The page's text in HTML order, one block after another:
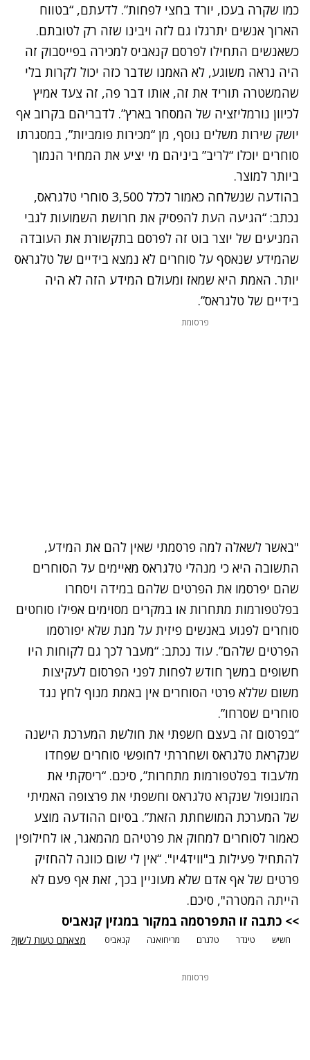
כמו שקרה בעכו, יורד בחצי לפחות”. לדעתם, “בטווח
הארוך אנשים יתרגלו גם לזה ויבינו שזה רק לטובתם.
כשאנשים התחילו לפרסם קנאביס למכירה בפייסבוק זה
היה נראה משוגע, לא האמנו שדבר כזה יכול לקרות בלי
שהמשטרה תוריד את זה, אותו דבר פה, זה צעד אמיץ
לכיוון נורמליזציה של המסחר בארץ”. לדבריהם בקרוב אף
יושק שירות משלים נוסף, מן “מכירות פומביות”, במסגרתו
סוחרים יוכלו “לריב” ביניהם מי יציע את המחיר הנמוך
ביותר למוצר.
בהודעה שנשלחה כאמור לכלל 3,500 סוחרי טלגראס,
נכתב: “הגיעה העת להפסיק את חרושת השמועות לגבי
המניעים של יוצר בוט זה לפרסם בתקשורת את העובדה
שהמידע שנאסף על סוחרים לא נמצא בידיים של טלגראס
יותר. האמת היא שמאז ומעולם המידע הזה לא היה
בידיים של טלגראס”.
פרסומת
נתקלנו בבעיה
נסה שוב
"באשר לשאלה למה פרסמתי שאין להם את המידע,
התשובה היא כי מנהלי טלגראס מאיימים על הסוחרים
שהם יפרסמו את הפרטים שלהם במידה ויסחרו
בפלטפורמות מתחרות או במקרים מסוימים אפילו סוחטים
סוחרים לפגוע באנשים פיזית על מנת שלא יפורסמו
הפרטים שלהם”. עוד נכתב: “מעבר לכך גם לקוחות היו
חשופים במשך חודש לפחות לפני הפרסום לעקיצות
משום שללא פרטי הסוחרים אין באמת מנוף לחץ נגד
סוחרים שסרחו”.
“בפרסום זה בעצם חשפתי את חולשת המערכת הישנה
שנקראת טלגראס ושחררתי לחופשי סוחרים שפחדו
מלעבוד בפלטפורמות מתחרות”, סיכם. “ריסקתי את
המונופול שנקרא טלגראס וחשפתי את פרצופה האמיתי
של המערכת המושחתת הזאת”. בסיום ההודעה מוצע
כאמור לסוחרים למחוק את פרטיהם מהמאגר, או לחילופין
להתחיל פעילות ב"וויד4יו". “אין לי שום כוונה להחזיק
פרטים של אף אדם שלא מעוניין בכך, זאת אף פעם לא
הייתה המטרה", סיכם.
>> כתבה זו התפרסמה במקור במגזין קנאביס
חשיש טינדר טלגרם מריחואנה קנאביס מצאתם טעות לשון?
פרסומת